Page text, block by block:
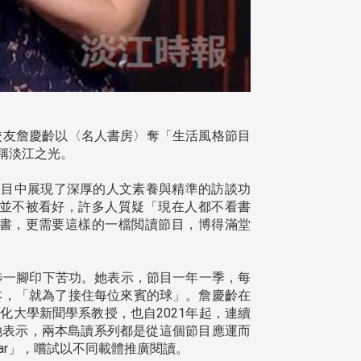
詹慶齡以〈名人書房〉奪「生活風格節目
江之光。
中展現了深厚的人文素養與精準的訪談功
不被看好，許多人質疑「現在人都不看書
，更需要這樣的一檔閲讀節目，博得滿堂
腳印下苦功。她表示，節目一年一季，每
「就為了接住每位來賓的球」。詹慶齡在
大學新聞學系教授，也自2021年起，連續
示，兩本島讀系列都是從這個節目應運而
，嚐試以不同載體推廣閱讀。